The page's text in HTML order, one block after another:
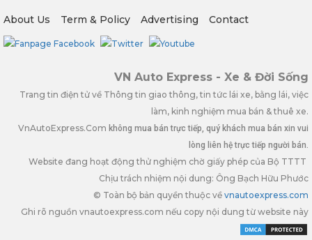
About Us Term & Policy Advertising Contact
VN Auto Express - Xe & Đời Sống
Trang tin điện tử về Thông tin giao thông, tin tức lái xe, bằng lái, việc
làm, kinh nghiệm mua bán & thuê xe.
VnAutoExpress.Com không mua bán trực tiếp, quý khách mua bán xin vui
lòng liên hệ trực tiếp người bán.
Website đang hoạt động thử nghiệm chờ giấy phép của Bộ TTTT
Chịu trách nhiệm nội dung: Ông Bạch Hữu Phước
© Toàn bộ bản quyền thuộc về vnautoexpress.com
Ghi rõ nguồn vnautoexpress.com nếu copy nội dung từ website này